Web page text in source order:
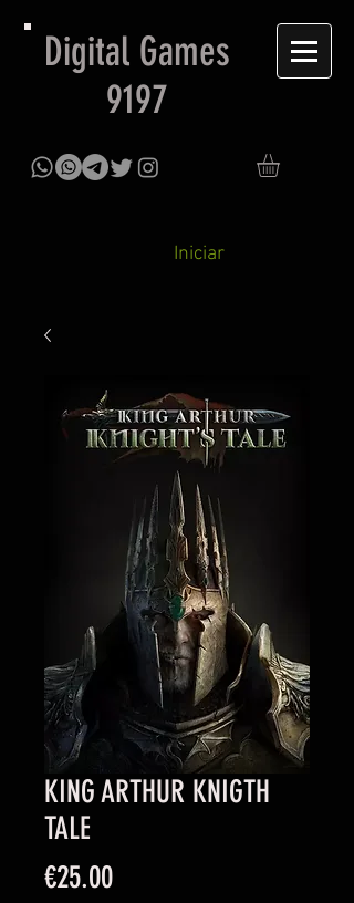
Digital Games
9197
Iniciar
KING ARTHUR KNIGTH
TALE
€25.00Price